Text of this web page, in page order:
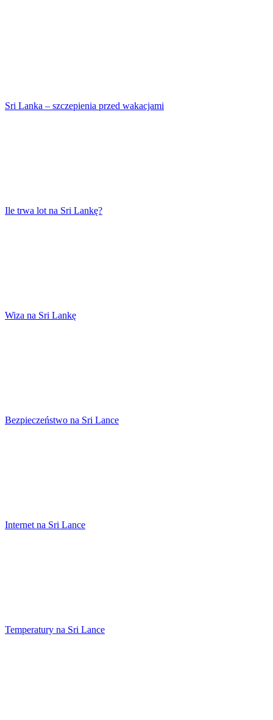
Sri Lanka – szczepienia przed wakacjami
Ile trwa lot na Sri Lankę?
Wiza na Sri Lankę
Bezpieczeństwo na Sri Lance
Internet na Sri Lance
Temperatury na Sri Lance